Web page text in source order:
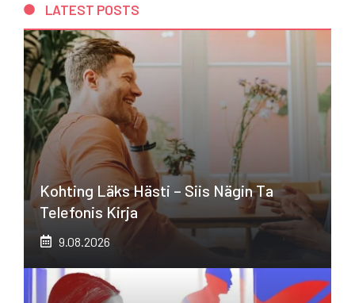
LATEST POSTS
Kohting Läks Hästi – Siis Nägin Ta
Telefonis Kirja
9.08.2026